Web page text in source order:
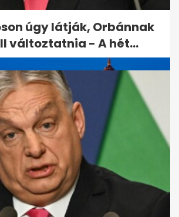
lesz Magyarország két
Európa fókuszában
úgy látják, Orbánnak
változtatnia - A hét...